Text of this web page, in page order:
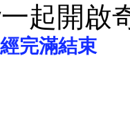
起開啟
完滿結束